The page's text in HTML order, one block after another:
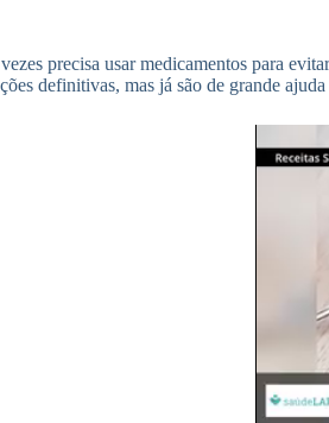
precisa usar medicamentos para
definitivas, mas já são de grande